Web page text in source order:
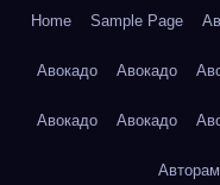
Home Sample Page
Авокадо Авокадо
Авокадо Авокадо